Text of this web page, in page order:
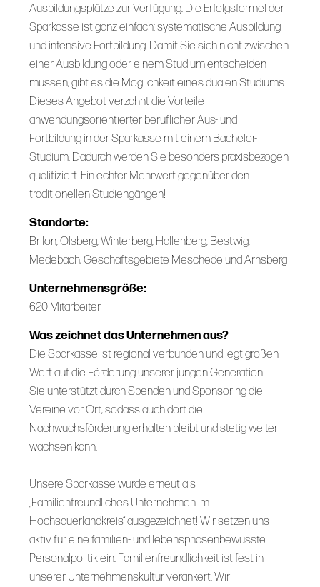
Ausbildungsplätze zur Verfügung. Die Erfolgsformel der
Sparkasse ist ganz einfach: systematische Ausbildung
und intensive Fortbildung. Damit Sie sich nicht zwischen
einer Ausbildung oder einem Studium entscheiden
müssen, gibt es die Möglichkeit eines dualen Studiums.
Dieses Angebot verzahnt die Vorteile
anwendungsorientierter beruflicher Aus- und
Fortbildung in der Sparkasse mit einem Bachelor-
Studium. Dadurch werden Sie besonders praxisbezogen
qualifiziert. Ein echter Mehrwert gegenüber den
traditionellen Studiengängen!
Standorte:
Brilon, Olsberg, Winterberg, Hallenberg, Bestwig,
Medebach, Geschäftsgebiete Meschede und Arnsberg
Unternehmensgröße:
620 Mitarbeiter
Was zeichnet das Unternehmen aus?
Die Sparkasse ist regional verbunden und legt großen
Wert auf die Förderung unserer jungen Generation.
Sie unterstützt durch Spenden und Sponsoring die
Vereine vor Ort, sodass auch dort die
Nachwuchsförderung erhalten bleibt und stetig weiter
wachsen kann.
Unsere Sparkasse wurde erneut als
„Familienfreundliches Unternehmen im
Hochsauerlandkreis“ ausgezeichnet! Wir setzen uns
aktiv für eine familien- und lebensphasenbewusste
Personalpolitik ein. Familienfreundlichkeit ist fest in
unserer Unternehmenskultur verankert. Wir